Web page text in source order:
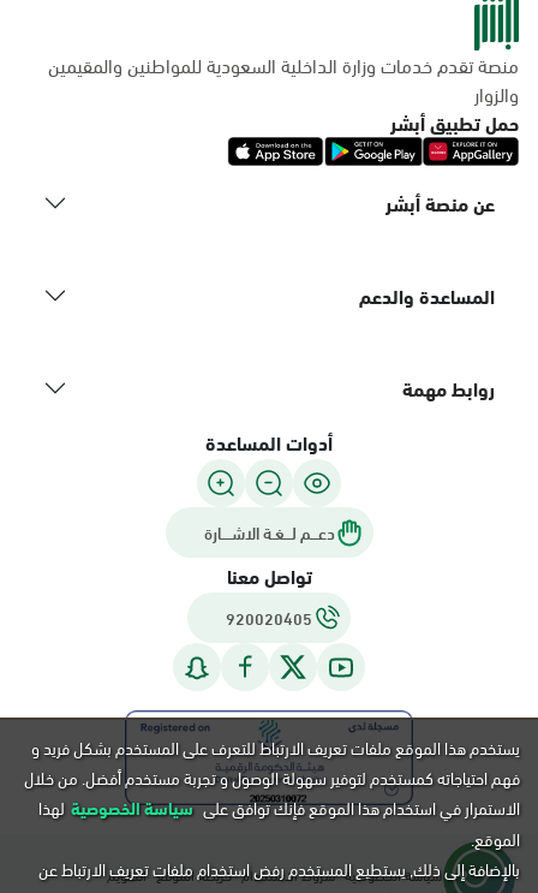
منصة تقدم خدمات وزارة الداخلية السعودية للمواطنين والمقيمين
والزوار
حمل تطبيق أبشر
عن منصة أبشر
المساعدة والدعم
روابط مهمة
أدوات المساعدة
دعـــم لـــغـة الاشــــارة
تواصل معنا
920020405
سياسة الخصوصية شروط الاستخدام خريطة الموقع التقويم
يستخدم هذا الموقع ملفات تعريف الارتباط للتعرف على المستخدم بشكل فريد و
فهم احتياجاته كمستخدم لتوفير سهولة الوصول و تجربة مستخدم أفضل. من خلال
الاستمرار في استخدام هذا الموقع فإنك توافق على سياسة الخصوصية لهذا
الموقع.
بالإضافة إلى ذلك, يستطيع المستخدم رفض استخدام ملفات تعريف الارتباط عن